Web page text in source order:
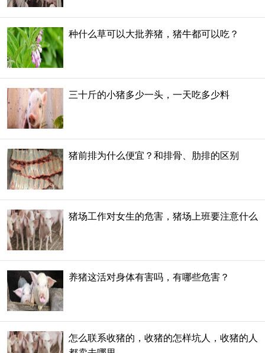
种什么草可以大批养猪，猪牛都可以吃？
三十斤的小猪多少一头，一天吃多少料
猪前排为什么便宜？和排骨、肋排的区别
猪场工作对女生的危害，猪场上班要注意什么
养猪这活对身体有害吗，有哪些危害？
怎么联系收猪的，收猪的怎样坑人，收猪的人